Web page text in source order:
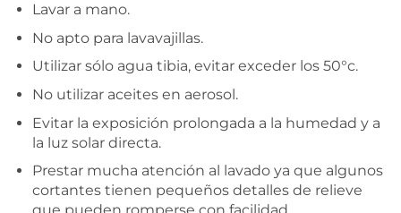
Lavar a mano.
No apto para lavavajillas.
Utilizar sólo agua tibia, evitar exceder los 50°c.
No utilizar aceites en aerosol.
Evitar la exposición prolongada a la humedad y a
la luz solar directa.
Prestar mucha atención al lavado ya que algunos
cortantes tienen pequeños detalles de relieve